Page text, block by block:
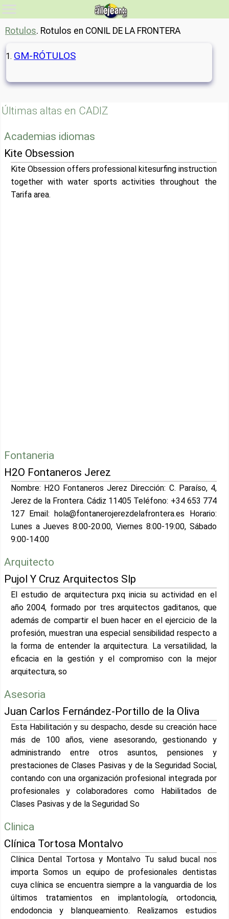
Rotulos. Rotulos en CONIL DE LA FRONTERA
GM-RÓTULOS
Últimas altas en CADIZ
Academias idiomas
Kite Obsession
Kite Obsession offers professional kitesurfing instruction
together with water sports activities throughout the
Tarifa area.
Fontaneria
H2O Fontaneros Jerez
Nombre: H2O Fontaneros Jerez Dirección: C. Paraíso, 4,
Jerez de la Frontera. Cádiz 11405 Teléfono: +34 653 774
127 Email: hola@fontanerojerezdelafrontera.es Horario:
Lunes a Jueves 8:00-20:00, Viernes 8:00-19:00, Sábado
9:00-14:00
Arquitecto
Pujol Y Cruz Arquitectos Slp
El estudio de arquitectura pxq inicia su actividad en el
año 2004, formado por tres arquitectos gaditanos, que
además de compartir el buen hacer en el ejercicio de la
profesión, muestran una especial sensibilidad respecto a
la forma de entender la arquitectura. La versatilidad, la
eficacia en la gestión y el compromiso con la mejor
arquitectura, so
Asesoria
Juan Carlos Fernández-Portillo de la Oliva
Esta Habilitación y su despacho, desde su creación hace
más de 100 años, viene asesorando, gestionando y
administrando entre otros asuntos, pensiones y
prestaciones de Clases Pasivas y de la Seguridad Social,
contando con una organización profesional integrada por
profesionales y colaboradores como Habilitados de
Clases Pasivas y de la Seguridad So
Clinica
Clínica Tortosa Montalvo
Clínica Dental Tortosa y Montalvo Tu salud bucal nos
importa Somos un equipo de profesionales dentistas
cuya clínica se encuentra siempre a la vanguardia de los
últimos tratamientos en implantología, ortodoncia,
endodoncia y blanqueamiento. Realizamos estudios